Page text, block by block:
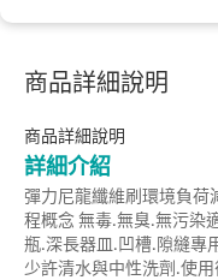
商品詳細說明
商品詳細說明
詳細介紹
彈力尼龍纖維刷環境負荷
程概念 無毒.無臭.無污染
瓶.深長器皿.凹槽.隙縫專
少許清水與中性洗劑.使